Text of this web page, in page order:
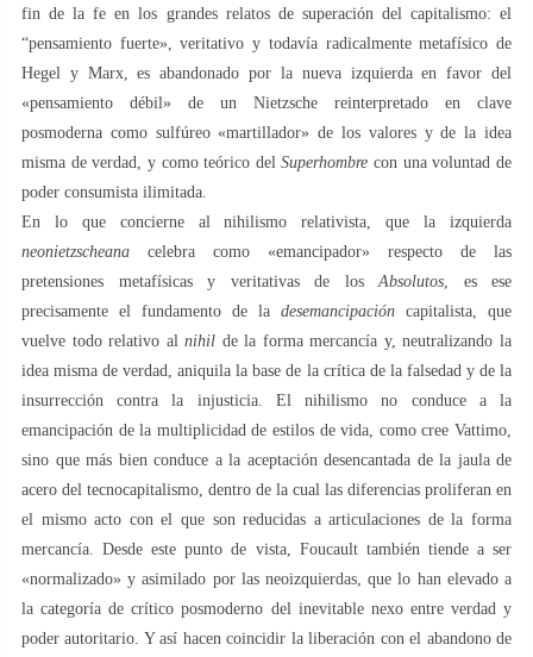
fin de la fe en los grandes relatos de superación del capitalismo: el
“pensamiento fuerte», veritativo y todavía radicalmente metafísico de
Hegel y Marx, es abandonado por la nueva izquierda en favor del
«pensamiento débil» de un Nietzsche reinterpretado en clave
posmoderna como sulfúreo «martillador» de los valores y de la idea
misma de verdad, y como teórico delSuperhombre con una voluntad de
poder consumista ilimitada.
En lo que concierne al nihilismo relativista, que la izquierda
neonietzscheana celebra como «emancipador» respecto de las
pretensiones metafísicas y veritativas de los Absolutos , es ese
precisamente el fundamento de la desemancipación capitalista, que
vuelve todo relativo alnihil de la forma mercancía y, neutralizando la
idea misma de verdad, aniquila la base de la crítica de la falsedad y de la
insurrección contra la injusticia. El nihilismo no conduce a la
emancipación de la multiplicidad de estilos de vida, como cree Vattimo,
sino que más bien conduce a la aceptación desencantada de la jaula de
acero del tecnocapitalismo, dentro de la cual las diferencias proliferan en
el mismo acto con el que son reducidas a articulaciones de la forma
mercancía. Desde este punto de vista, Foucault también tiende a ser
«normalizado» y asimilado por las neoizquierdas, que lo han elevado a
la categoría de crítico posmoderno del inevitable nexo entre verdad y
poder autoritario. Y así hacen coincidir la liberación con el abandono de